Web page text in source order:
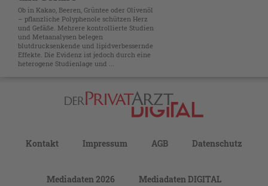
Ob in Kakao, Beeren, Grüntee oder Olivenöl
– pflanzliche Polyphenole schützen Herz
und Gefäße. Mehrere kontrollierte Studien
und Metaanalysen belegen
blutdrucksenkende und lipidverbessernde
Effekte. Die Evidenz ist jedoch durch eine
heterogene Studienlage und ...
Kontakt Impressum AGB Datenschutz
Mediadaten 2026 Mediadaten DIGITAL